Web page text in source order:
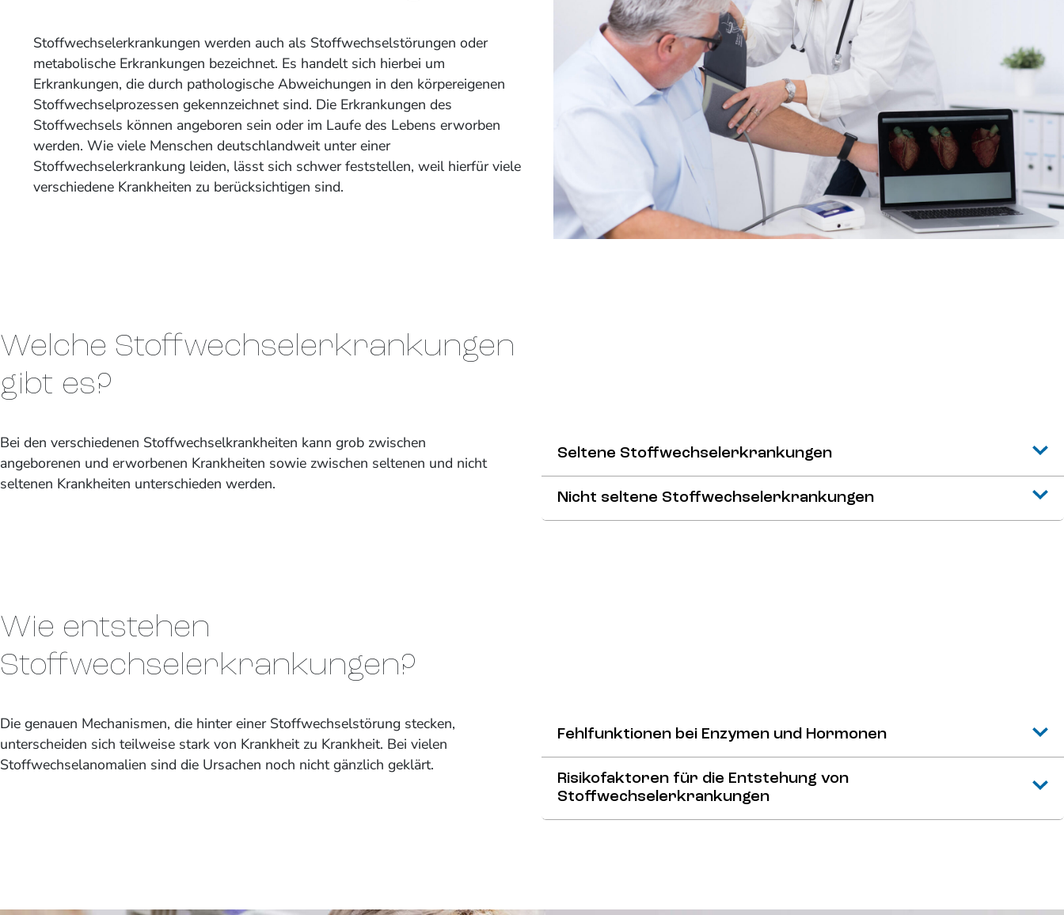
Stoffwechselerkrankungen werden auch als Stoffwechselstörungen oder
metabolische Erkrankungen bezeichnet. Es handelt sich hierbei um
Erkrankungen, die durch pathologische Abweichungen in den körpereigenen
Stoffwechselprozessen gekennzeichnet sind. Die Erkrankungen des
Stoffwechsels können angeboren sein oder im Laufe des Lebens erworben
werden. Wie viele Menschen deutschlandweit unter einer
Stoffwechselerkrankung leiden, lässt sich schwer feststellen, weil hierfür viele
verschiedene Krankheiten zu berücksichtigen sind.
Welche Stoffwechselerkrankungen
gibt es?
Bei den verschiedenen Stoffwechselkrankheiten kann grob zwischen
angeborenen und erworbenen Krankheiten sowie zwischen seltenen und nicht
seltenen Krankheiten unterschieden werden.
Seltene Stoffwechselerkrankungen
Nicht seltene Stoffwechselerkrankungen
Wie entstehen
Stoffwechselerkrankungen?
Die genauen Mechanismen, die hinter einer Stoffwechselstörung stecken,
unterscheiden sich teilweise stark von Krankheit zu Krankheit. Bei vielen
Stoffwechselanomalien sind die Ursachen noch nicht gänzlich geklärt.
Fehlfunktionen bei Enzymen und Hormonen
Risikofaktoren für die Entstehung von
Stoffwechselerkrankungen